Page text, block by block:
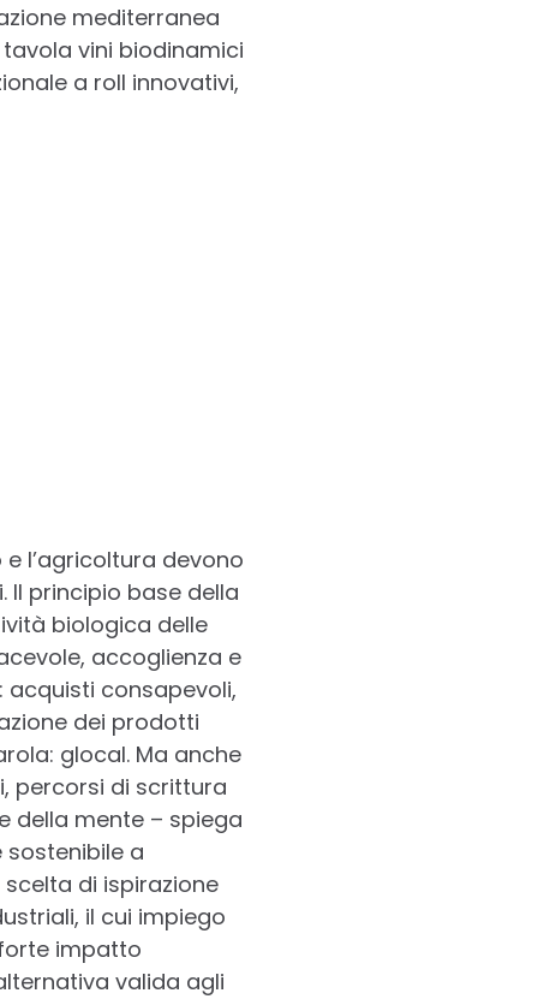
mediterranea
vini biodinamici
a roll innovativi,
l’agricoltura devono
Il principio base della
biologica delle
accoglienza e
acquisti consapevoli,
dei prodotti
glocal. Ma anche
percorsi di scrittura
della mente – spiega
a
di ispirazione
il cui impiego
impatto
valida agli